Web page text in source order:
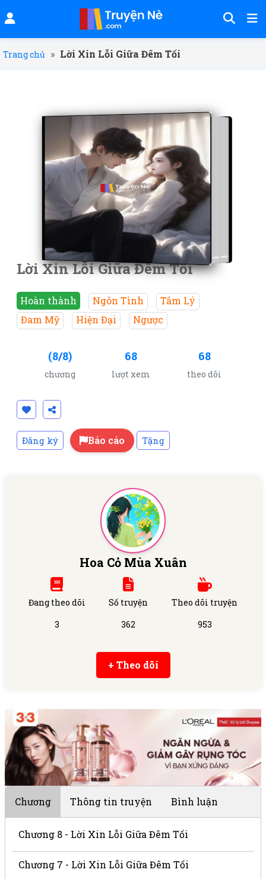
Trang chủ » Lời Xin Lỗi Giữa Đêm Tối
Lời Xin Lỗi Giữa Đêm Tối
Hoàn thành Ngôn Tình
Tâm Lý
Đam Mỹ
Hiện Đại Ngược
(8/8)
chương
68
lượt xem
68
theo dõi
Đăng ký Báo cáo Tặng
Hoa Cỏ Mùa Xuân
Đang theo dõi
3
Số truyện
362
Theo dõi truyện
953
+ Theo dõi
Chương Thông tin truyện Bình luận
Chương 8 - Lời Xin Lỗi Giữa Đêm Tối
Chương 7 - Lời Xin Lỗi Giữa Đêm Tối